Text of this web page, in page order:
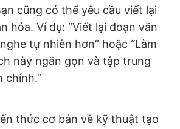
cũng có thể yêu cầu viết lại
hóa. Ví dụ: “Viết lại đoạn văn
tự nhiên hơn” hoặc “Làm
này ngắn gọn và tập trung
chính.”
thức cơ bản về kỹ thuật tạo